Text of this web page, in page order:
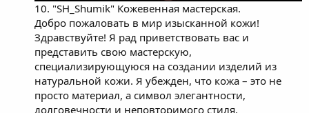
10. "SH_Shumik" Кожевенная мастерская.
Добро пожаловать в мир изысканной кожи!
Здравствуйте! Я рад приветствовать вас и
представить свою мастерскую,
специализирующуюся на создании изделий из
натуральной кожи. Я убежден, что кожа – это не
просто материал, а символ элегантности,
долговечности и неповторимого стиля.